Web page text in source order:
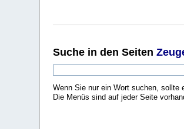
Suche in den Seiten
Wenn Sie nur ein Wort suchen, sollte
Die Menüs sind auf jeder Seite